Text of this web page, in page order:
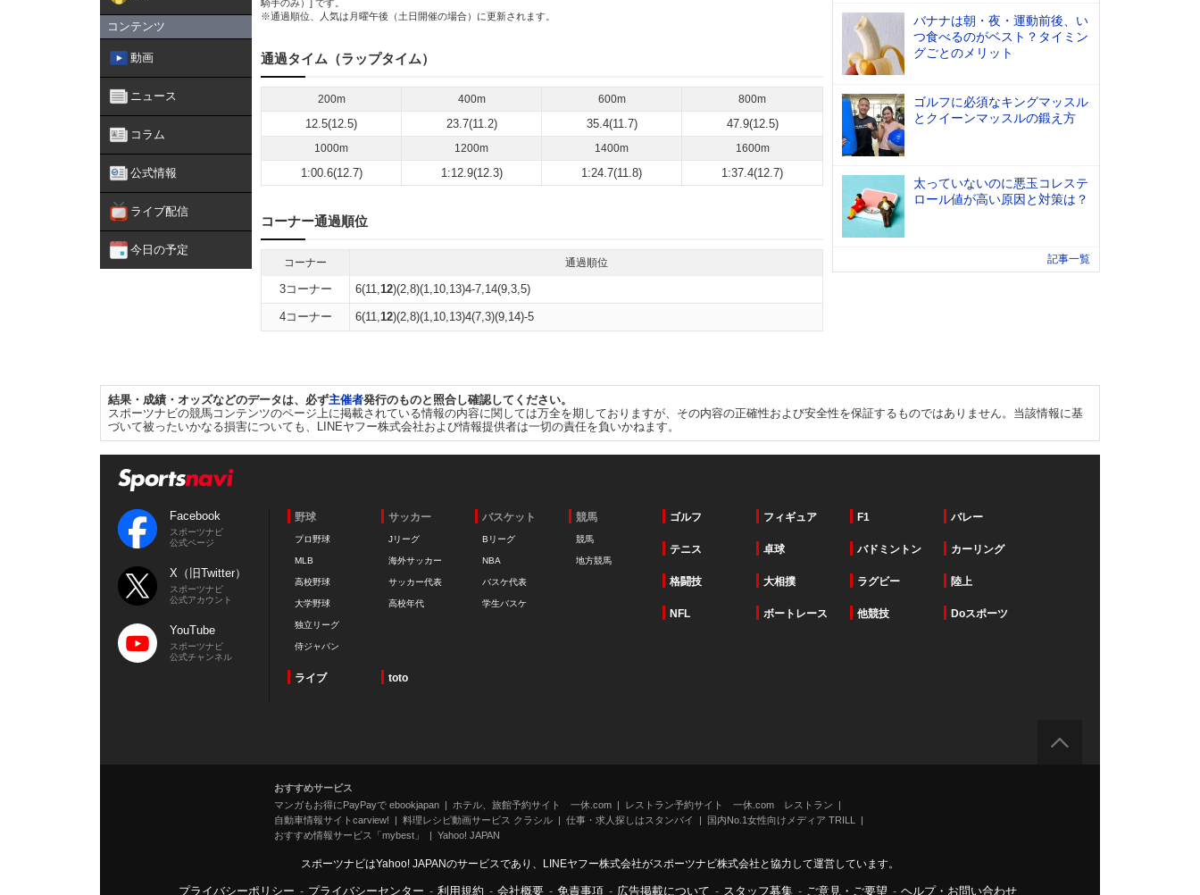
コンテンツ
動画
ニュース
コラム
公式情報
ライブ配信
今日の予定
騎手のみ）] です。
※通過順位、人気は月曜午後（土日開催の場合）に更新されます。
通過タイム（ラップタイム）
200m 400m 600m 800m
12.5(12.5) 23.7(11.2) 35.4(11.7) 47.9(12.5)
1000m 1200m 1400m 1600m
1:00.6(12.7) 1:12.9(12.3) 1:24.7(11.8) 1:37.4(12.7)
コーナー通過順位
コーナー 通過順位
3コーナー 6(11,12)(2,8)(1,10,13)4-7,14(9,3,5)
4コーナー 6(11,12)(2,8)(1,10,13)4(7,3)(9,14)-5
バナナは朝・夜・運動前後、い
つ食べるのがベスト？タイミン
グごとのメリット
ゴルフに必須なキングマッスル
とクイーンマッスルの鍛え方
太っていないのに悪玉コレステ
ロール値が高い原因と対策は？
記事一覧
結果・成績・オッズなどのデータは、必ず主催者発行のものと照合し確認してください。
スポーツナビの競馬コンテンツのページ上に掲載されている情報の内容に関しては万全を期しておりますが、その内容の正確性および安全性を保証するものではありません。当該情報に基
づいて被ったいかなる損害についても、LINEヤフー株式会社および情報提供者は一切の責任を負いかねます。
Facebook
スポーツナビ
公式ページ
X（旧Twitter）
スポーツナビ
公式アカウント
YouTube
スポーツナビ
公式チャンネル
野球
プロ野球
MLB
高校野球
大学野球
独立リーグ
侍ジャパン
サッカー
Jリーグ
海外サッカー
サッカー代表
高校年代
バスケット
Bリーグ
NBA
バスケ代表
学生バスケ
競馬
競馬
地方競馬
ゴルフ フィギュア F1 バレー
テニス 卓球 バドミントン カーリング
格闘技 大相撲 ラグビー 陸上
NFL ボートレース 他競技 Doスポーツ
ライブ toto
おすすめサービス
マンガもお得にPayPayで ebookjapan
ホテル、旅館予約サイト 一休.com
レストラン予約サイト 一休.com レストラン
自動車情報サイトcarview!
料理レシピ動画サービス クラシル 仕事・求人探しはスタンバイ
国内No.1女性向けメディア TRILL
おすすめ情報サービス「mybest」
Yahoo! JAPAN
スポーツナビはYahoo! JAPANのサービスであり、LINEヤフー株式会社がスポーツナビ株式会社と協力して運営しています。
プライバシーポリシー - プライバシーセンター - 利用規約 - 会社概要 - 免責事項 - 広告掲載について - スタッフ募集 - ご意見・ご要望 - ヘルプ・お問い合わせ